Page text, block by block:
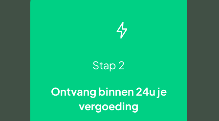
Stap 2
Ontvang binnen 24u je
vergoeding